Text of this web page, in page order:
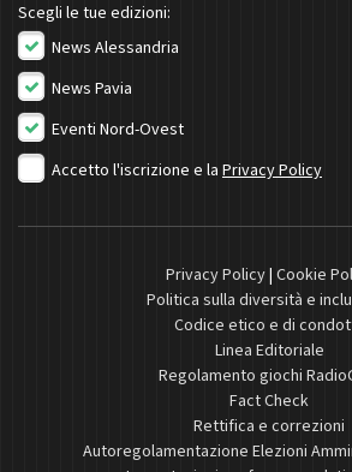
Scegli le tue edizioni:
News Alessandria
News Pavia
Eventi Nord-Ovest
Accetto l'iscrizione e la Privacy Policy
Privacy Policy| Cookie
Politica sulla diversità e
Codice etico e di
Linea Editoriale
Regolamento giochi
Fact Check
Rettifica e correzioni
Autoregolamentazione Elezioni